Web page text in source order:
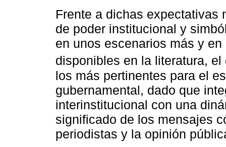
Frente a dichas expectativas
de poder institucional y
en unos escenarios más y
disponibles en la literatura,
los más pertinentes para el
gubernamental, dado que
interinstitucional con una
significado de los mensajes
periodistas y la opinión